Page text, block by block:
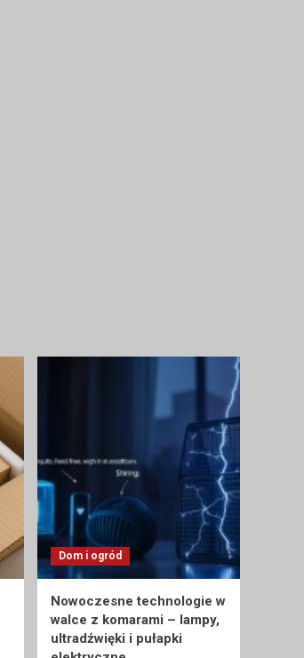
Dom i ogród
Nowoczesne technologie w
walce z komarami – lampy,
ultradźwięki i pułapki